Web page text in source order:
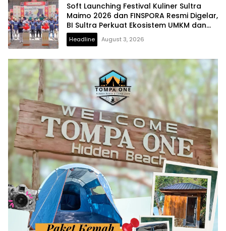
Soft Launching Festival Kuliner Sultra
Maimo 2026 dan FINSPORA Resmi Digelar,
BI Sultra Perkuat Ekosistem UMKM dan
Digitalisasi Ekonomi
Headline August 3, 2026